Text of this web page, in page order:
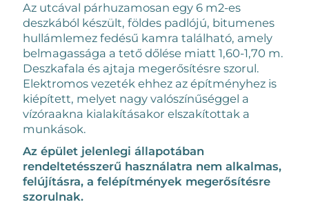
Az utcával párhuzamosan egy 6 m2-es
deszkából készült, földes padlójú, bitumenes
hullámlemez fedésű kamra található, amely
belmagassága a tető dőlése miatt 1,60-1,70 m.
Deszkafala és ajtaja megerősítésre szorul.
Elektromos vezeték ehhez az építményhez is
kiépített, melyet nagy valószínűséggel a
vízóraakna kialakításakor elszakítottak a
munkások.
Az épület jelenlegi állapotában
rendeltetésszerű használatra nem alkalmas,
felújításra, a felépítmények megerősítésre
szorulnak.